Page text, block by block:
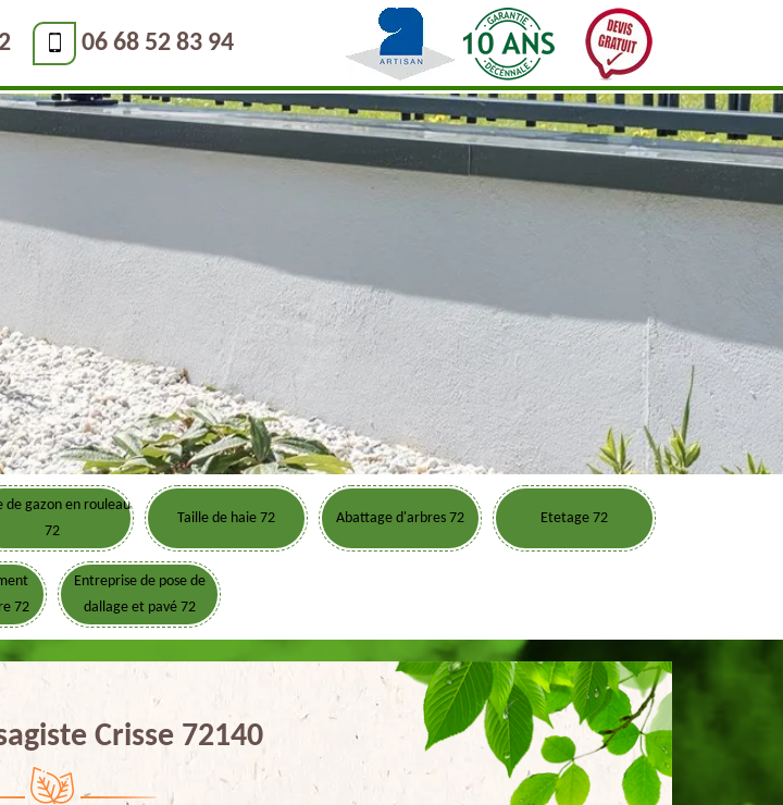
06 68 52 83 94
de gazon en rouleau
72
Taille de haie 72 Abattage d'arbres 72 Etetage 72
72
Entreprise de pose de
dallage et pavé 72
Crisse 72140